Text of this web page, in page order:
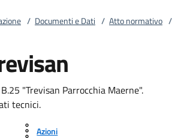
/ Documenti e Dati / Atto normativo /
"Trevisan Parrocchia Maerne".
tecnici.
Azioni